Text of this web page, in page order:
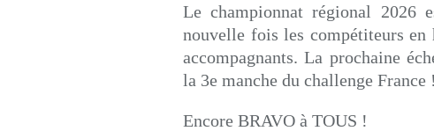
Le championnat régional 2026
nouvelle fois les compétiteurs en
accompagnants. La prochaine
la 3e manche du challenge France !
Encore BRAVO à TOUS !